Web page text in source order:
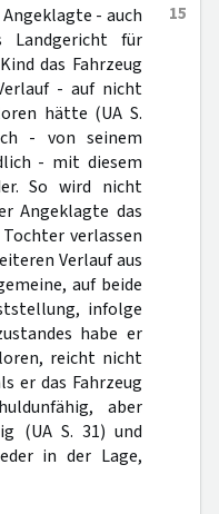
15
- auch
Landgericht für
das Fahrzeug
- auf nicht
hätte (UA S.
- von seinem
- mit diesem
So wird nicht
Angeklagte das
verlassen
Verlauf aus
auf beide
infolge
habe er
reicht nicht
er das Fahrzeug
aber
(UA S. 31) und
in der Lage,